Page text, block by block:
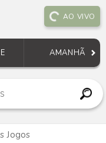
AO VIVO
AMANHÃ
Jogos